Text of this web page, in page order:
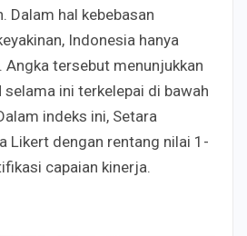
Dalam hal kebebasan
Indonesia hanya
Angka tersebut menunjukkan
selama ini terkelepai di bawah
indeks ini, Setara
Likert dengan rentang nilai 1-
capaian kinerja.